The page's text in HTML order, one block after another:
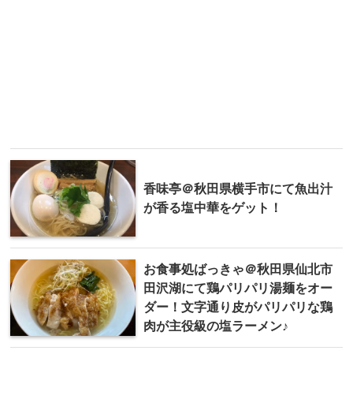
香味亭＠秋田県横手市にて魚出汁
が香る塩中華をゲット！
お食事処ばっきゃ＠秋田県仙北市
田沢湖にて鶏パリパリ湯麺をオー
ダー！文字通り皮がパリパリな鶏
肉が主役級の塩ラーメン♪